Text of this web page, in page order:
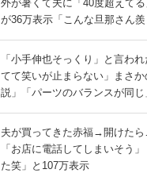
外が暑くて夫に「40度超えて
が36万表示「こんな旦那さん羨
「小手伸也そっくり」と言わ
てて笑いが止まらない」まさ
説」「パーツのバランスが同じ
夫が買ってきた赤福→開けた
「お店に電話してしまいそう
た笑」と107万表示